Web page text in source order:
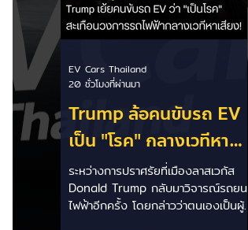
Trump ล้อคนขับรถ EV
เป็น "โรค" กลางเวทีหา
เสียง! 🚘⚡
ระหว่างการปราศรัยที่เมืองลาสเวกัส
Donald Trump กลับมาวิจารณ์รถยนต์
ไฟฟ้าอีกครั้ง โดยกล่าวว่าตนเองเป็นผู้
EV Cars Thailand
20 ชั่วโมงที่ผ่านมา